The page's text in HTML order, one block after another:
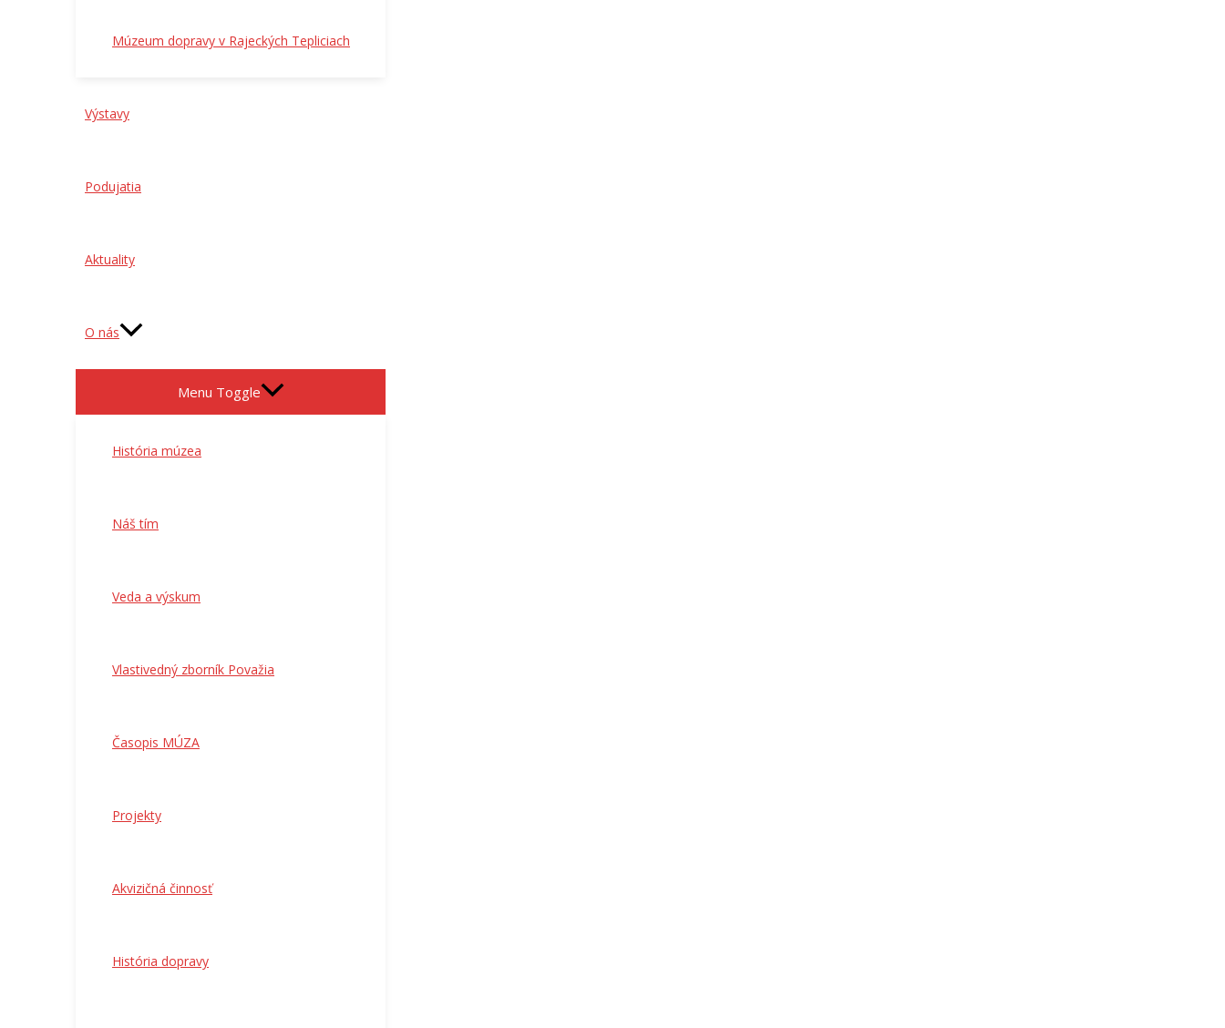
Múzeum dopravy v Rajeckých Tepliciach
Výstavy
Podujatia
Aktuality
O nás
Menu Toggle
História múzea
Náš tím
Veda a výskum
Vlastivedný zborník Považia
Časopis MÚZA
Projekty
Akvizičná činnosť
História dopravy